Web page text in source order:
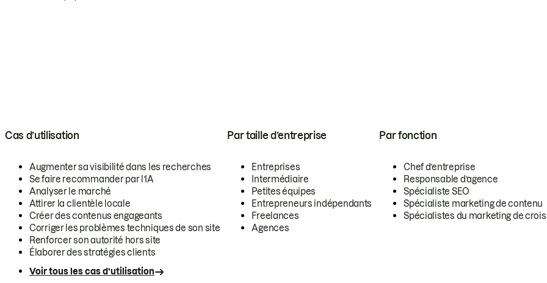
Cas d’utilisation
Augmenter sa visibilité dans les recherches
Se faire recommander par l’IA
Analyser le marché
Attirer la clientèle locale
Créer des contenus engageants
Corriger les problèmes techniques de son site
Renforcer son autorité hors site
Élaborer des stratégies clients
Voir tous les cas d’utilisation
Par taille d’entreprise
Entreprises
Intermédiaire
Petites équipes
Entrepreneurs indépendants
Freelances
Agences
Par fonction
Chef d’entreprise
Responsable d’agence
Spécialiste SEO
Spécialiste marketing de contenu
Spécialistes du marketing de